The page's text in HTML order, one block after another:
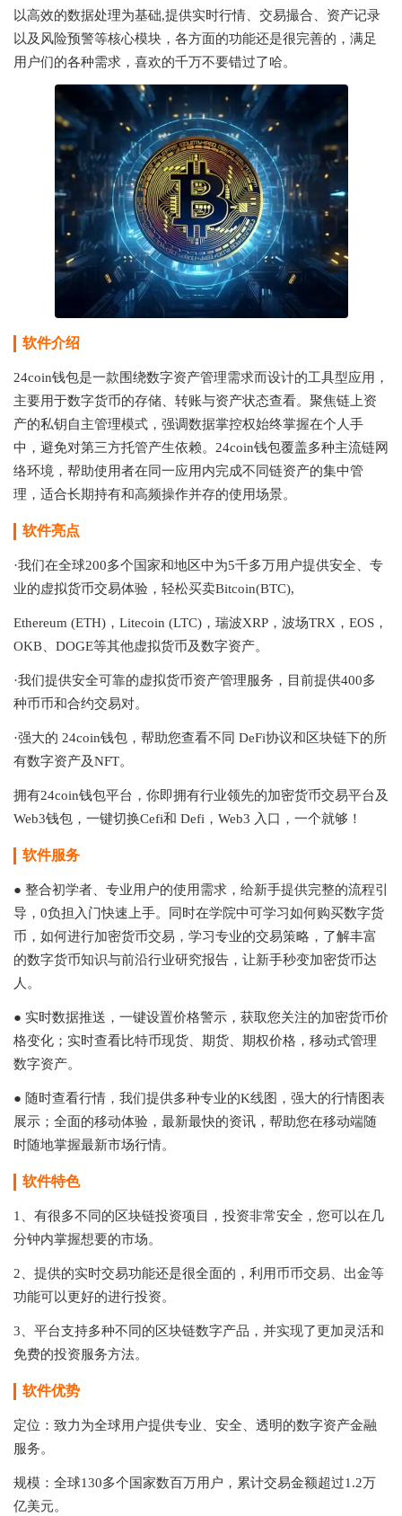
以高效的数据处理为基础,提供实时行情、交易撮合、资产记录
以及风险预警等核心模块，各方面的功能还是很完善的，满足
用户们的各种需求，喜欢的千万不要错过了哈。
软件介绍
24coin钱包是一款围绕数字资产管理需求而设计的工具型应用，
主要用于数字货币的存储、转账与资产状态查看。聚焦链上资
产的私钥自主管理模式，强调数据掌控权始终掌握在个人手
中，避免对第三方托管产生依赖。24coin钱包覆盖多种主流链网
络环境，帮助使用者在同一应用内完成不同链资产的集中管
理，适合长期持有和高频操作并存的使用场景。
软件亮点
·我们在全球200多个国家和地区中为5千多万用户提供安全、专
业的虚拟货币交易体验，轻松买卖Bitcoin(BTC),
Ethereum (ETH)，Litecoin (LTC)，瑞波XRP，波场TRX，EOS，
OKB、DOGE等其他虚拟货币及数字资产。
·我们提供安全可靠的虚拟货币资产管理服务，目前提供400多
种币币和合约交易对。
·强大的 24coin钱包 ，帮助您查看不同 DeFi协议和区块链下的所
有数字资产及NFT。
拥有24coin钱包平台，你即拥有行业领先的加密货币交易平台及
Web3钱包，一键切换Cefi和 Defi，Web3 入口，一个就够！
软件服务
● 整合初学者、专业用户的使用需求，给新手提供完整的流程引
导，0负担入门快速上手。同时在学院中可学习如何购买数字货
币，如何进行加密货币交易，学习专业的交易策略，了解丰富
的数字货币知识与前沿行业研究报告，让新手秒变加密货币达
人。
● 实时数据推送，一键设置价格警示，获取您关注的加密货币价
格变化；实时查看比特币现货、期货、期权价格，移动式管理
数字资产。
● 随时查看行情，我们提供多种专业的K线图，强大的行情图表
展示；全面的移动体验，最新最快的资讯，帮助您在移动端随
时随地掌握最新市场行情。
软件特色
1、有很多不同的区块链投资项目，投资非常安全，您可以在几
分钟内掌握想要的市场。
2、提供的实时交易功能还是很全面的，利用币币交易、出金等
功能可以更好的进行投资。
3、平台支持多种不同的区块链数字产品，并实现了更加灵活和
免费的投资服务方法。
软件优势
定位：致力为全球用户提供专业、安全、透明的数字资产金融
服务。
规模：全球130多个国家数百万用户，累计交易金额超过1.2万
亿美元。